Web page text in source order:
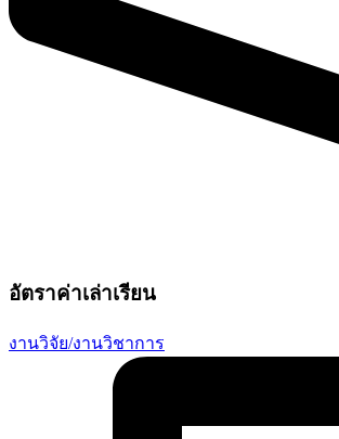
อัตราค่าเล่าเรียน
งานวิจัย/งานวิชาการ